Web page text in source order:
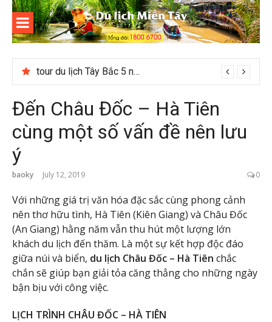
Skip
content
Du lịch
Miền Tây
tour du lịch Tây Bắc 5 ngày 4 đêm giá hời
Đến Châu Đốc – Hà Tiên
cùng một số vấn đề nên lưu
ý
baoky July 12, 2019 0
Với những giá trị văn hóa đặc sắc cùng phong cảnh
nên thơ hữu tình, Hà Tiên (Kiên Giang) và Châu Đốc
(An Giang) hằng năm vẫn thu hút một lượng lớn
khách du lịch đến thăm. Là một sự kết hợp độc đáo
giữa núi và biển, du lịch Châu Đốc – Hà Tiên chắc
chắn sẽ giúp bạn giải tỏa căng thẳng cho những ngày
bận bịu với công việc.
LỊCH TRÌNH CHÂU ĐỐC – HÀ TIÊN